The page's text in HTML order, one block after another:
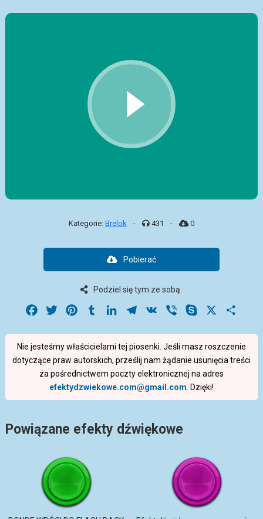
Kategorie: Brelok - 431 - 0
Pobierać
Podziel się tym ze sobą:
Facebook
Twitter PinterestTumblrLinkedInTelegram
VK Viber Skype
Nie jesteśmy właścicielami tej piosenki. Jeśli masz roszczenie
dotyczące praw autorskich, prześlij nam żądanie usunięcia treści
za pośrednictwem poczty elektronicznej na adres
efektydzwiekowe.com@gmail.com . Dzięki!
Powiązane efekty dźwiękowe